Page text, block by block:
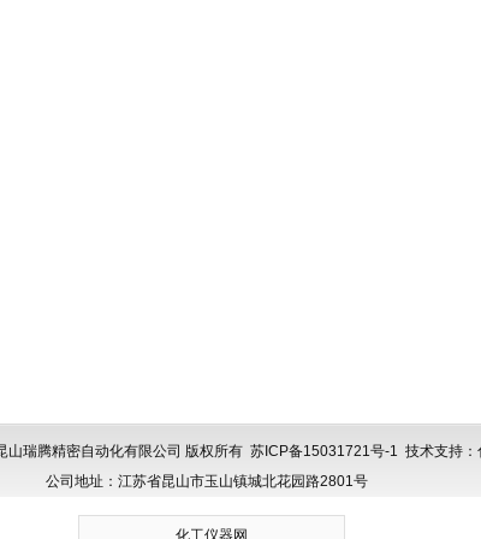
瑞腾精密自动化有限公司 版权所有 苏ICP备15031721号-1 技术支持：
公司地址：江苏省昆山市玉山镇城北花园路2801号
化工仪器网